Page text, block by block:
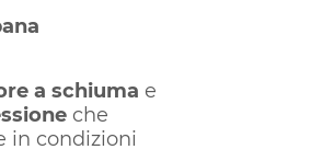
a schiuma e
che
in condizioni